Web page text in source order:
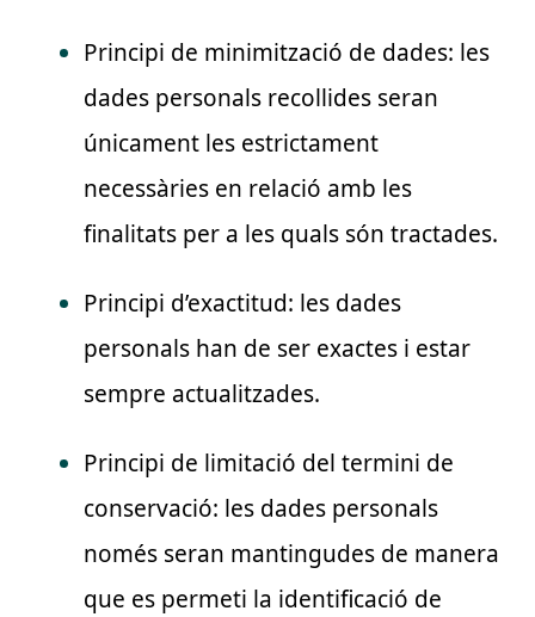
Principi de minimització de dades: les
dades personals recollides seran
únicament les estrictament
necessàries en relació amb les
finalitats per a les quals són tractades.
Principi d’exactitud: les dades
personals han de ser exactes i estar
sempre actualitzades.
Principi de limitació del termini de
conservació: les dades personals
només seran mantingudes de manera
que es permeti la identificació de